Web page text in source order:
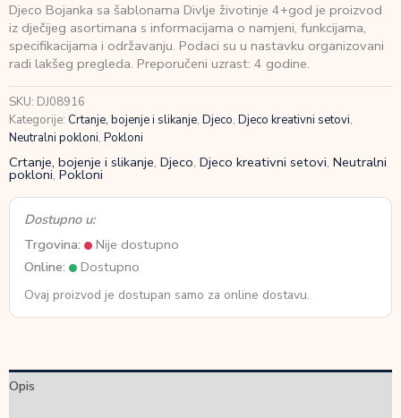
šablonama
Divlje
životinje
4+god
količina
Djeco Bojanka sa šablonama Divlje životinje 4+god je proizvod
iz dječijeg asortimana s informacijama o namjeni, funkcijama,
specifikacijama i održavanju. Podaci su u nastavku organizovani
radi lakšeg pregleda. Preporučeni uzrast: 4 godine.
SKU: DJ08916
Kategorije: Crtanje, bojenje i slikanje, Djeco, Djeco kreativni setovi,
Neutralni pokloni, Pokloni
Crtanje, bojenje i slikanje, Djeco, Djeco kreativni setovi, Neutralni
pokloni, Pokloni
Dostupno u:
Trgovina:
Nije dostupno
Online:
Dostupno
Ovaj proizvod je dostupan samo za online dostavu.
Opis